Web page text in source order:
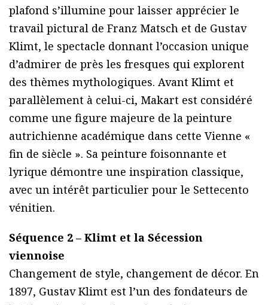
plafond s’illumine pour laisser apprécier le
travail pictural de Franz Matsch et de Gustav
Klimt, le spectacle donnant l’occasion unique
d’admirer de près les fresques qui explorent
des thèmes mythologiques. Avant Klimt et
parallèlement à celui-ci, Makart est considéré
comme une figure majeure de la peinture
autrichienne académique dans cette Vienne «
fin de siècle ». Sa peinture foisonnante et
lyrique démontre une inspiration classique,
avec un intérêt particulier pour le Settecento
vénitien.
Séquence 2 – Klimt et la Sécession
viennoise
Changement de style, changement de décor. En
1897, Gustav Klimt est l’un des fondateurs de